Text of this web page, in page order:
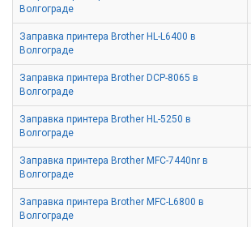
Волгограде
Заправка принтера Brother HL-L6400 в
Волгограде
Заправка принтера Brother DCP-8065 в
Волгограде
Заправка принтера Brother HL-5250 в
Волгограде
Заправка принтера Brother MFC-7440nr в
Волгограде
Заправка принтера Brother MFC-L6800 в
Волгограде